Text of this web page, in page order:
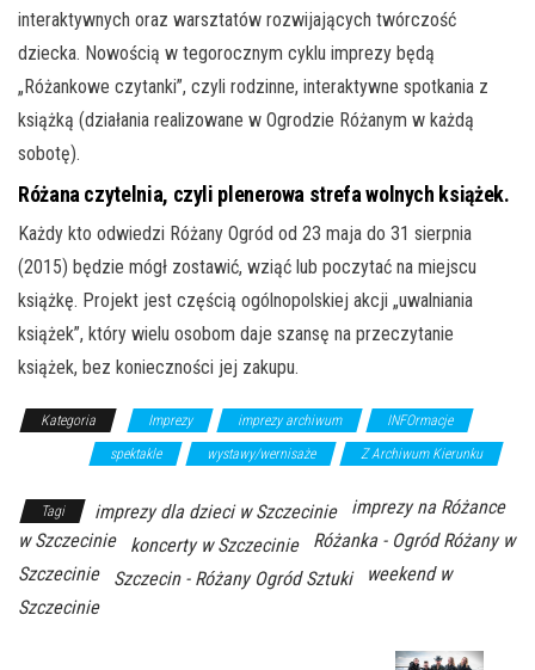
interaktywnych oraz warsztatów rozwijających twórczość
dziecka. Nowością w tegorocznym cyklu imprezy będą
„Różankowe czytanki”, czyli rodzinne, interaktywne spotkania z
książką (działania realizowane w Ogrodzie Różanym w każdą
sobotę).
Różana czytelnia, czyli plenerowa strefa wolnych książek.
Każdy kto odwiedzi Różany Ogród od 23 maja do 31 sierpnia
(2015) będzie mógł zostawić, wziąć lub poczytać na miejscu
książkę. Projekt jest częścią ogólnopolskiej akcji „uwalniania
książek”, który wielu osobom daje szansę na przeczytanie
książek, bez konieczności jej zakupu.
Kategoria Imprezy imprezy archiwum
INFOrmacje
spektakle wystawy/wernisaże Z Archiwum Kierunku
Tagi imprezy dla dzieci w Szczecinie
imprezy na Różance
w Szczecinie
koncerty w Szczecinie
Różanka - Ogród Różany w
Szczecinie
Szczecin - Różany Ogród Sztuki
weekend w
Szczecinie